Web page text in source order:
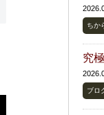
ちか
究
ブロ